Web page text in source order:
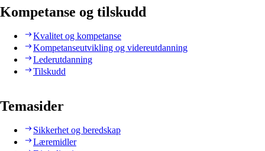
Kompetanse og tilskudd
Kvalitet og kompetanse
Kompetanseutvikling og videreutdanning
Lederutdanning
Tilskudd
Temasider
Sikkerhet og beredskap
Læremidler